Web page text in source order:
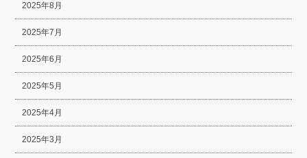
2025年8月
2025年7月
2025年6月
2025年5月
2025年4月
2025年3月